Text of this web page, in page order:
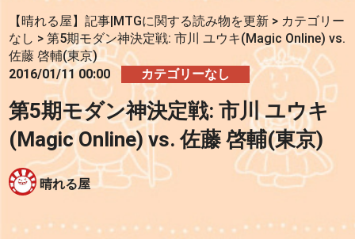
【晴れる屋】記事|MTGに関する読み物を更新 > カテゴリー
なし >第5期モダン神決定戦: 市川 ユウキ(Magic Online) vs.
佐藤 啓輔(東京)
2016/01/11 00:00
カテゴリーなし
第5期モダン神決定戦: 市川 ユウキ
(Magic Online) vs. 佐藤 啓輔(東京)
晴れる屋